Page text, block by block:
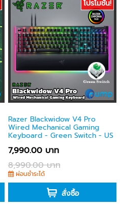
โปรโมชั่น!
Razer Blackwidow V4 Pro
Wired Mechanical Gaming
Keyboard - Green Switch - US
7,990.00 บาท
8,990.00 บาท
ผ่อนชำระได้
สั่งซื้อ